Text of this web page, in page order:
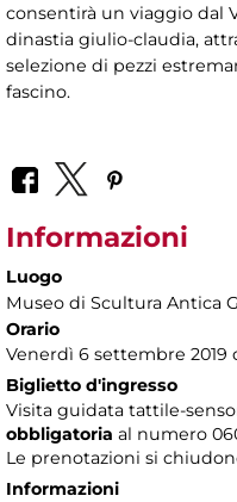
consentirà un viaggio dal
dinastia giulio-claudia,
selezione di pezzi
fascino.
Informazioni
Luogo
Museo di Scultura Antica
Orario
Venerdì 6 settembre 2019
Biglietto d'ingresso
Visita guidata tattile-
obbligatoria al numero
Le prenotazioni si
Informazioni